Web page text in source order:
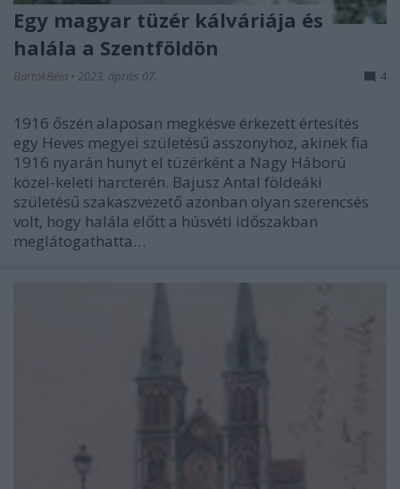
Egy magyar tüzér kálváriája és
halála a Szentföldön
BartókBéla • 2023. április 07. 4
1916 őszén alaposan megkésve érkezett értesítés
egy Heves megyei születésű asszonyhoz, akinek fia
1916 nyarán hunyt el tüzérként a Nagy Háború
közel-keleti harcterén. Bajusz Antal földeáki
születésű szakaszvezető azonban olyan szerencsés
volt, hogy halála előtt a húsvéti időszakban
meglátogathatta…